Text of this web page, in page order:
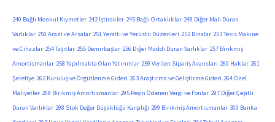
240 Bağlı Menkul Kıymetler 242 İştirakler 245 Bağlı Ortaklıklar 248 Diğer Mali Duran
Varlıklar 250 Arazi ve Arsalar 251 Yeraltı ve Yerüstü Düzenleri 252 Binalar 253 Tesis Makine
ve Cihazlar 254 Taşıtlar 255 Demirbaşlar 256 Diğer Maddi Duran Varlıklar 257 Birikmiş
Amortismanlar 258 Yapılmakta Olan Yatırımlar 259 Verilen Sipariş Avansları 260 Haklar 261
Şerefiye 262 Kuruluş ve Örgütlenme Gideri 263 Araştırma ve Geliştirme Gideri 264 Özel
Maliyetler 268 Birikmiş Amortismanlar 295 Peşin Ödenen Vergi ve Fonlar 297 Diğer Çeşitli
Duran Varlıklar 298 Stok Değer Düşüklüğü Karşılığı 299 Birikmiş Amortismanlar 300 Banka